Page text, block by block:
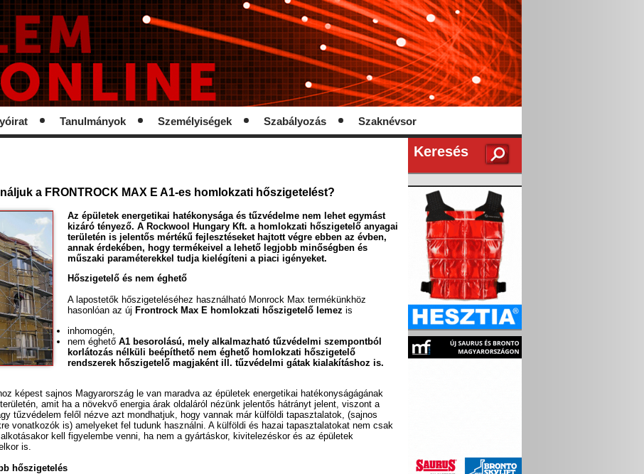
Tanulmányok Személyiségek Szabályozás Szaknévsor
a FRONTROCK MAX E A1-es homlokzati hőszigetelést?
Az épületek energetikai hatékonysága és tűzvédelme nem lehet egymást
kizáró tényező. A Rockwool Hungary Kft. a homlokzati hőszigetelő anyagai
területén is jelentős mértékű fejlesztéseket hajtott végre ebben az évben,
annak érdekében, hogy termékeivel a lehető legjobb minőségben és
műszaki paraméterekkel tudja kielégíteni a piaci igényeket.
Hőszigetelő és nem éghető
A lapostetők hőszigeteléséhez használható Monrock Max termékünkhöz
hasonlóan az új Frontrock Max E homlokzati hőszigetelő lemez is
inhomogén,
nem éghetőA1 besorolású, mely alkalmazható tűzvédelmi szempontból
korlátozás nélküli beépíthető nem éghető homlokzati hőszigetelő
rendszerek hőszigetelő magjaként ill. tűzvédelmi gátak kialakításhoz is.
képest sajnos Magyarország le van maradva az épületek energetikai hatékonyságágának
amit ha a növekvő energia árak oldaláról nézünk jelentős hátrányt jelent, viszont a
tűzvédelem felől nézve azt mondhatjuk, hogy vannak már külföldi tapasztalatok, (sajnos
vonatkozók is) amelyeket fel tudunk használni. A külföldi és hazai tapasztalatokat nem csak
kell figyelembe venni, ha nem a gyártáskor, kivitelezéskor és az épületek
is.
hőszigetelés
Keresés